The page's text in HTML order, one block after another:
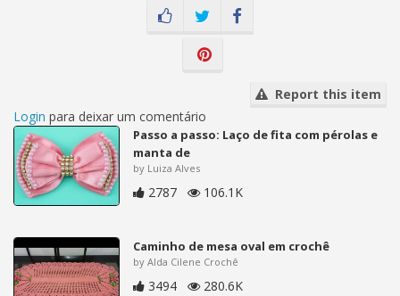
Report this item
Login para deixar um comentário
Passo a passo: Laço de fita com pérolas e
manta de
by Luiza Alves
2787 106.1K
Caminho de mesa oval em crochê
by Alda Cilene Crochê
3494 280.6K